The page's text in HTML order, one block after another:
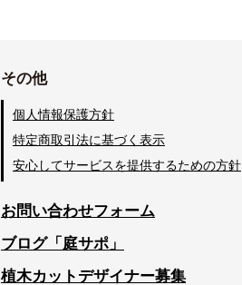
その他
個人情報保護方針
特定商取引法に基づく表示
安心してサービスを提供するための方針
お問い合わせフォーム
ブログ「庭サポ」
植木カットデザイナー募集